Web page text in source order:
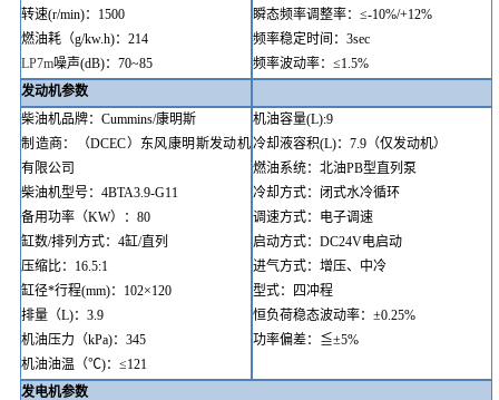
转速(r/min)： 1500
燃油耗（g/kw.h)：214
LP7m噪声(dB)：70~85
瞬态频率调整率：≤-10%/+12%
频率稳定时间：3sec
频率波动率：≤1.5%
发动机参数
柴油机品牌：Cummins/康明斯
制造商：（DCEC）东风康明斯发动机
有限公司
柴油机型号：4BTA3.9-G11
备用功率（KW）：80
缸数/排列方式：4缸/直列
压缩比： 16.5:1
缸径*行程(mm)： 102×120
排量（L)：3.9
机油压力（kPa)：345
机油油温（℃)：≤121
机油容量(L):9
冷却液容积(L)：7.9（仅发动机）
燃油系统：北油PB型直列泵
冷却方式： 闭式水冷循环
调速方式：电子调速
启动方式：DC24V电启动
进气方式：增压、中冷
型式：
四冲程
恒负荷稳态波动率：±0.25%
功率偏差： ≦±5%
发电机参数